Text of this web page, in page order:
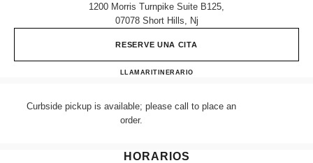
1200 Morris Turnpike Suite B125,
07078 Short Hills, Nj
RESERVE UNA CITA
LLAMAR(862) 901-6312
ITINERARIOCHANEL Fragrance and
Curbside pickup is available; please call to place an
order.
HORARIOS
resultado de los filtros por: